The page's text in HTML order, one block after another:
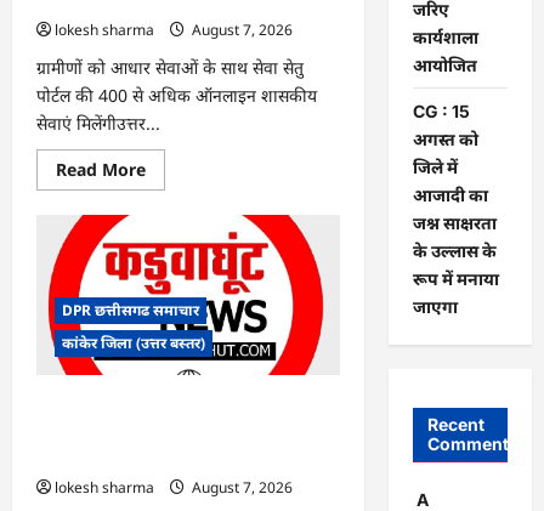
बवाल,
आयोग
ने
दी
सफाई
lokesh sharma
August 7, 2026
ग्रामीणों को आधार सेवाओं के साथ सेवा सेतु
पोर्टल की 400 से अधिक ऑनलाइन शासकीय
सेवाएं मिलेंगीउत्तर...
Read MoreRead
more
ग्राम
पंचायत
भैंसासुर
में
नवीन
आधार
केंद्र
DPR छत्तीसगढ समाचार
कांकेर जिला (उत्तर बस्तर)
lokesh sharma
August 7, 2026
जरिए
कार्यशाला
आयोजित
CG : 15
अगस्त को
जिले में
आजादी का
जश्न साक्षरता
के उल्लास के
रूप में मनाया
जाएगा
Recent
Comments
A